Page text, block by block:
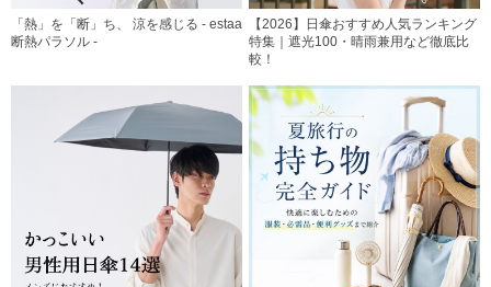
「熱」を「断」ち、 涼を感じる - estaa
断熱パラソル -
【2026】日傘おすすめ人気ランキング
特集｜遮光100・晴雨兼用など徹底比
較！